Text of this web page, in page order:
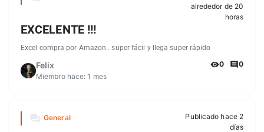
alrededor de 20
horas
EXCELENTE !!!
Excel compra por Amazon.. super fácil y llega super rápido
Felix
Miembro hace:1 mes
0 0
General
Publicado hace 2
días